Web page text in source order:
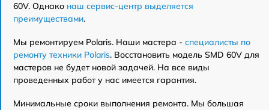
60V. Однако наш сервис-центр выделяется
преимуществами.
Мы ремонтируем Polaris. Наши мастера - специалисты по
ремонту техники Polaris. Восстановить модель SMD 60V для
мастеров не будет новой задачей. На все виды
проведенных работ у нас имеется гарантия.
Минимальные сроки выполнения ремонта. Мы большая